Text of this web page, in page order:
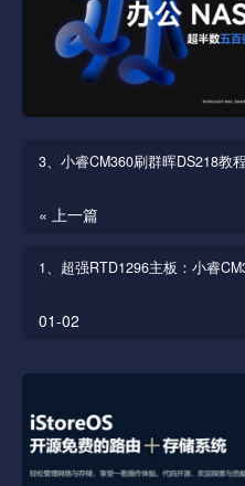
3、小睿CM360刷群晖DS218教
« 上一篇
1、超强RTD1296主板：小睿
01-02